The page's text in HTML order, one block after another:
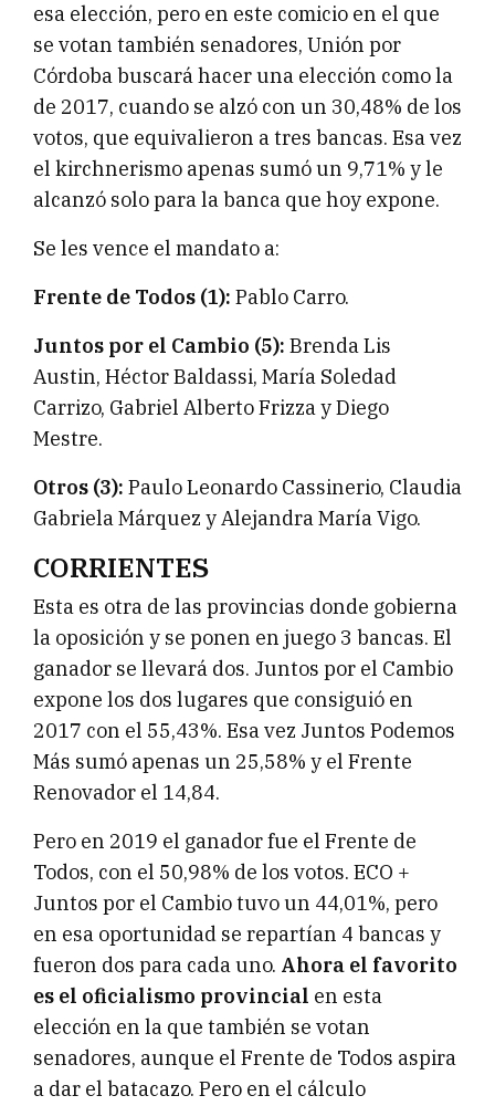
esa elección, pero en este comicio en el que
se votan también senadores, Unión por
Córdoba buscará hacer una elección como la
de 2017, cuando se alzó con un 30,48% de los
votos, que equivalieron a tres bancas. Esa vez
el kirchnerismo apenas sumó un 9,71% y le
alcanzó solo para la banca que hoy expone.
Se les vence el mandato a:
Frente de Todos (1): Pablo Carro.
Juntos por el Cambio (5): Brenda Lis
Austin, Héctor Baldassi, María Soledad
Carrizo, Gabriel Alberto Frizza y Diego
Mestre.
Otros (3): Paulo Leonardo Cassinerio, Claudia
Gabriela Márquez y Alejandra María Vigo.
CORRIENTES
Esta es otra de las provincias donde gobierna
la oposición y se ponen en juego 3 bancas. El
ganador se llevará dos. Juntos por el Cambio
expone los dos lugares que consiguió en
2017 con el 55,43%. Esa vez Juntos Podemos
Más sumó apenas un 25,58% y el Frente
Renovador el 14,84.
Pero en 2019 el ganador fue el Frente de
Todos, con el 50,98% de los votos. ECO +
Juntos por el Cambio tuvo un 44,01%, pero
en esa oportunidad se repartían 4 bancas y
fueron dos para cada uno. Ahora el favorito
es el oficialismo provincial en esta
elección en la que también se votan
senadores, aunque el Frente de Todos aspira
a dar el batacazo. Pero en el cálculo